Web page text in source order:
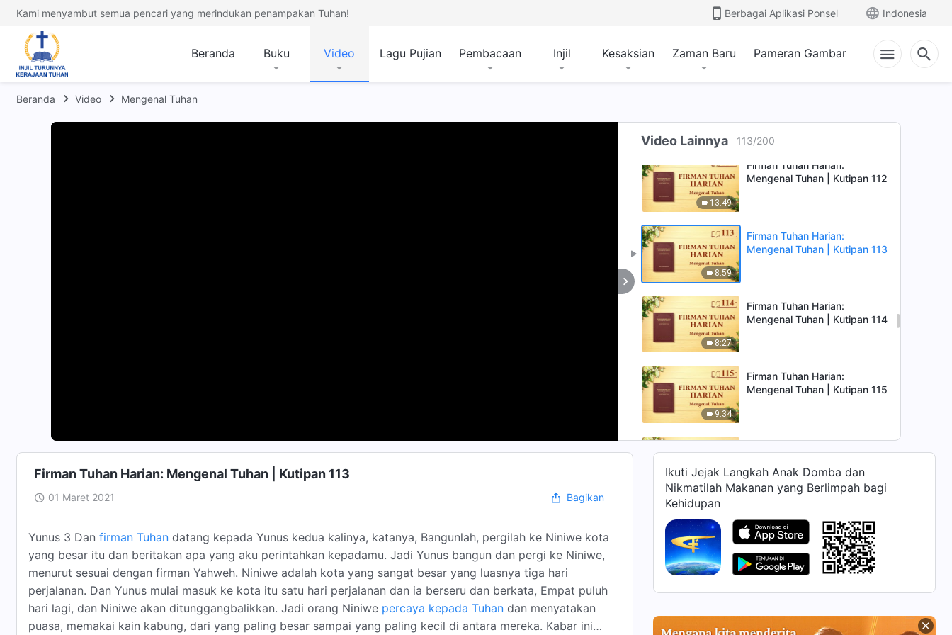
Kami menyambut semua pencari yang merindukan penampakan Tuhan! Berbagai Aplikasi Ponsel Indonesia
Beranda Buku Video Lagu Pujian Pembacaan Injil Kesaksian Zaman Baru Pameran Gambar
Beranda Video Mengenal Tuhan
Video Lainnya 113/200
6:34
Mengenal Tuhan | Kutipan 110
13:49
Firman Tuhan Harian:
Mengenal Tuhan | Kutipan 112
8:59
Firman Tuhan Harian:
Mengenal Tuhan | Kutipan 113
8:27
Firman Tuhan Harian:
Mengenal Tuhan | Kutipan 114
9:34
Firman Tuhan Harian:
Mengenal Tuhan | Kutipan 115
12:18
13:30
Firman Tuhan Harian:
Mengenal Tuhan | Kutipan 117
12:03
Firman Tuhan Harian: Mengenal Tuhan | Kutipan 113
01 Maret 2021 Bagikan
Yunus 3 Dan firman Tuhan datang kepada Yunus kedua kalinya, katanya, Bangunlah, pergilah ke Niniwe kota
yang besar itu dan beritakan apa yang aku perintahkan kepadamu. Jadi Yunus bangun dan pergi ke Niniwe,
menurut sesuai dengan firman Yahweh. Niniwe adalah kota yang sangat besar yang luasnya tiga hari
perjalanan. Dan Yunus mulai masuk ke kota itu satu hari perjalanan dan ia berseru dan berkata, Empat puluh
hari lagi, dan Niniwe akan ditunggangbalikkan. Jadi orang Niniwe percaya kepada Tuhan dan menyatakan
puasa, memakai kain kabung, dari yang paling besar sampai yang paling kecil di antara mereka. Kabar ini
Ikuti Jejak Langkah Anak Domba dan
Nikmatilah Makanan yang Berlimpah bagi
Kehidupan